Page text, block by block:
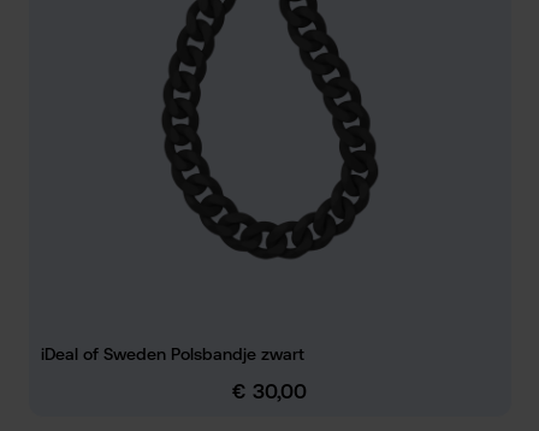
iDeal of Sweden Polsbandje zwart
Normale prijs:
€ 30,00